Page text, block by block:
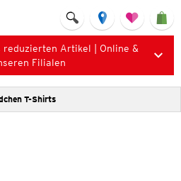
Artikel | Online &
Filialen
T-Shirts